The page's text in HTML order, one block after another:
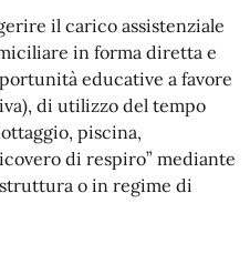
il carico assistenziale
in forma diretta e
educative a favore
di utilizzo del tempo
piscina,
di respiro” mediante
o in regime di